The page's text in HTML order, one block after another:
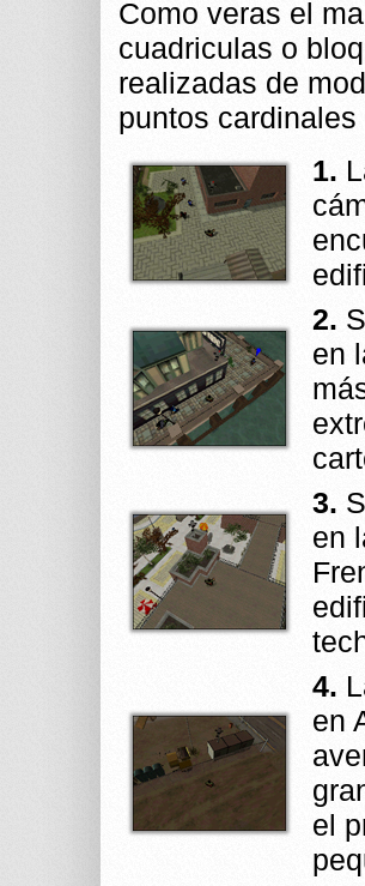
Como veras el
cuadriculas o
realizadas de
puntos
1.
2.
en
3.
en
4.
en
el